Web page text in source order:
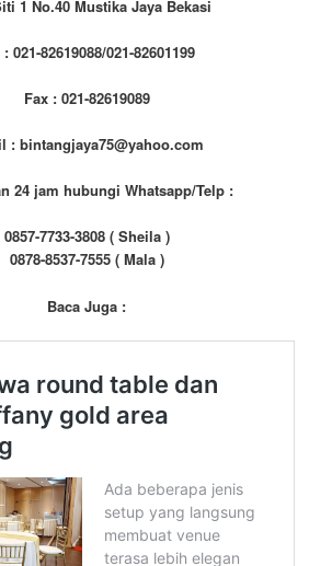
1 No.40 Mustika Jaya Bekasi
021-82619088/021-82601199
Fax : 021-82619089
: bintangjaya75@yahoo.com
24 jam hubungi Whatsapp/Telp :
0857-7733-3808 ( Sheila )
0878-8537-7555 ( Mala )
Baca Juga :